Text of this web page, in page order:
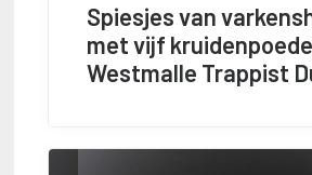
Spiesjes van
met vijf
Westmalle Trappist